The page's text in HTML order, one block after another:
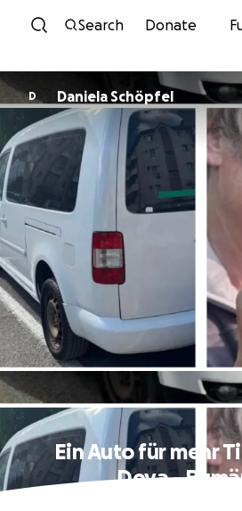
Skip to
Search Donate
D Daniela Schöpfel
Ein Auto für mehr
Deva -